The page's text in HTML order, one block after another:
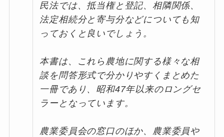
民法では、抵当権と登記、相隣関係、
法定相続分と寄与分などについても知
っておくと良いでしょう。
本書は、これら農地に関する様々な相
談を問答形式で分かりやすくまとめた
一冊であり、昭和47年以来のロングセ
ラーとなっています。
農業委員会の窓口のほか、農業委員や